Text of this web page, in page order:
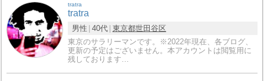
tratra
tratra
男性 40代 東京都世田谷区
東京のサラリーマンです。※2022年現在、各ブログ、
更新の予定はございません。本アカウントは閲覧用に
残しております…